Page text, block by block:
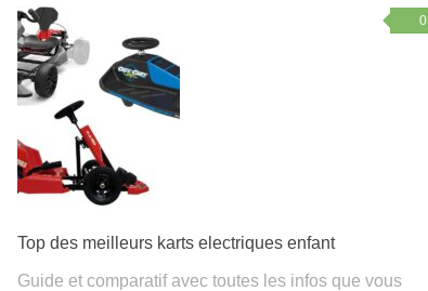
0
Top des meilleurs karts electriques enfant
Guide et comparatif avec toutes les infos que vous